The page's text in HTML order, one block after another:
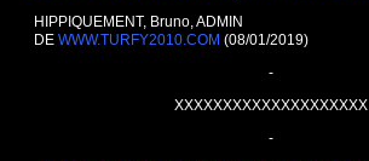
HIPPIQUEMENT, Bruno, ADMIN
DE WWW.TURFY2010.COM (08/01/2019)
-
XXXXXXXXXXXXXXXXXXXX
-